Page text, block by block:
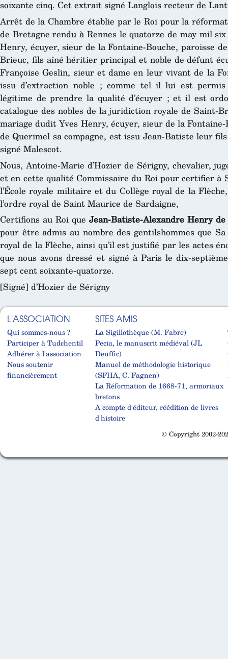
soixante cinq. Cet extrait signé Langlois recteur de
Arrêt de la Chambre établie par le Roi pour la
de Bretagne rendu à Rennes le quatorze de may mil
Henry, écuyer, sieur de la Fontaine-Bouche, paroisse
Brieuc, fils aîné héritier principal et noble de défunt
Françoise Geslin, sieur et dame en leur vivant de la
issu d’extraction noble ; comme tel il lui est
légitime de prendre la qualité d’écuyer ; et il est
catalogue des nobles de la juridiction royale de Saint-
mariage dudit Yves Henry, écuyer, sieur de la
de Querimel sa compagne, est issu Jean-Batiste leur
signé Malescot.
Nous, Antoine-Marie d’Hozier de Sérigny, chevalier,
et en cette qualité Commissaire du Roi pour certifier à
l’École royale militaire et du Collège royal de la
l’ordre royal de Saint Maurice de Sardaigne,
Certifions au Roi que Jean-Batiste-Alexandre Henry
pour être admis au nombre des gentilshommes que
royal de la Flèche, ainsi qu’il est justifié par les actes
que nous avons dressé et signé à Paris le dix-
sept cent soixante-quatorze.
[Signé] d’Hozier de Sérigny
L'ASSOCIATION
Qui sommes-nous ?
Participer à Tudchentil
Adhérer à l'association
Nous soutenir
financièrement
SITES AMIS
La Sigillothèque (M. Fabre)
Pecia, le manuscrit médiéval (JL
Deuffic)
Manuel de méthodologie historique
(SFHA, C. Fagnen)
La Réformation de 1668-71, armoriaux
bretons
A compte d'éditeur, réédition de livres
d'histoire
© Copyright 2002-